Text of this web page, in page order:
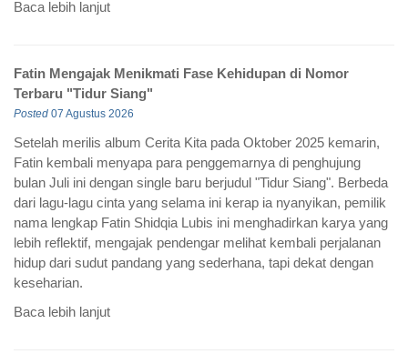
Baca lebih lanjut
Fatin Mengajak Menikmati Fase Kehidupan di Nomor
Terbaru "Tidur Siang"
Posted 07 Agustus 2026
Setelah merilis album Cerita Kita pada Oktober 2025 kemarin,
Fatin kembali menyapa para penggemarnya di penghujung
bulan Juli ini dengan single baru berjudul "Tidur Siang". Berbeda
dari lagu-lagu cinta yang selama ini kerap ia nyanyikan, pemilik
nama lengkap Fatin Shidqia Lubis ini menghadirkan karya yang
lebih reflektif, mengajak pendengar melihat kembali perjalanan
hidup dari sudut pandang yang sederhana, tapi dekat dengan
keseharian.
Baca lebih lanjut